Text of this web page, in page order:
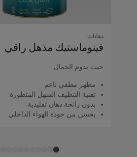
دهانات
فينوماستيك مذهل راقي
حيث يدوم الجمال
مظهر مطفي ناعم
تقنية التنظيف السهل المتطورة
بدون رائحة دهان تقليدية
يحسن من جودة الهواء الداخلي